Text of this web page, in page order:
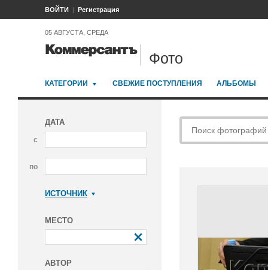
ВОЙТИ Регистрация
05 АВГУСТА, СРЕДА
Фото
КАТЕГОРИИ СВЕЖИЕ ПОСТУПЛЕНИЯ АЛЬБОМЫ
ДАТА
с
по
ИСТОЧНИК
МЕСТО
АВТОР